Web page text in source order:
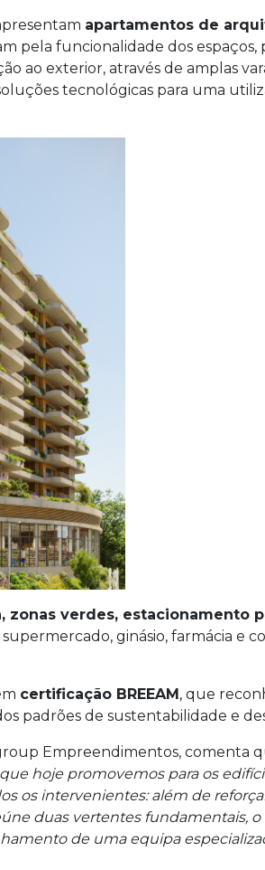
apartamentos de
pela funcionalidade dos espaços,
ao exterior, através de amplas
tecnológicas para uma
zonas verdes, estacionamento
ginásio, farmácia e
certificação BREEAM, que
padrões de sustentabilidade e
Empreendimentos, comenta
hoje promovemos para os
os intervenientes: além de
duas vertentes fundamentais,
de uma equipa